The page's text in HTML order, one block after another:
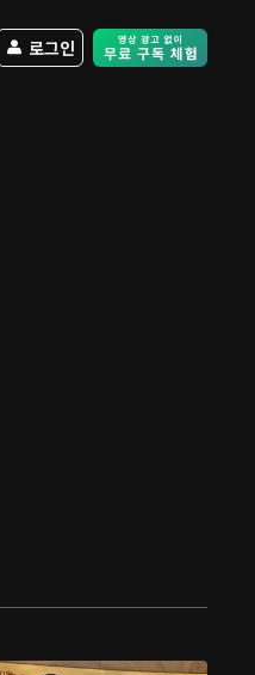
로그인 Free Trial -